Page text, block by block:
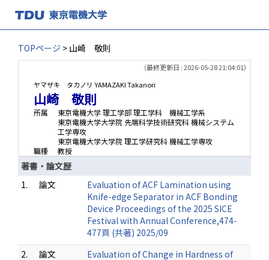
TOPページ > 山崎 敬則
（最終更新日 : 2026-05-28 21:04:01）
ヤマザキ タカノリ YAMAZAKI Takanori
山崎 敬則
所属
東京電機大学 理工学部 理工学科 機械工学系
東京電機大学大学院 先端科学技術研究科 機械システム
工学専攻
東京電機大学大学院 理工学研究科 機械工学専攻
職種
教授
著書・論文歴
1.
論文
Evaluation of ACF Lamination using
Knife-edge Separator in ACF Bonding
Device Proceedings of the 2025 SICE
Festival with Annual Conference,474-
477頁 (共著) 2025/09
2.
論文
Evaluation of Change in Hardness of